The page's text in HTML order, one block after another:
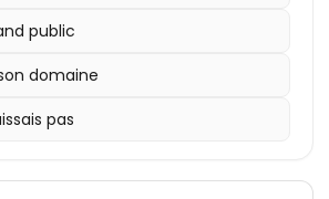
public
domaine
pas